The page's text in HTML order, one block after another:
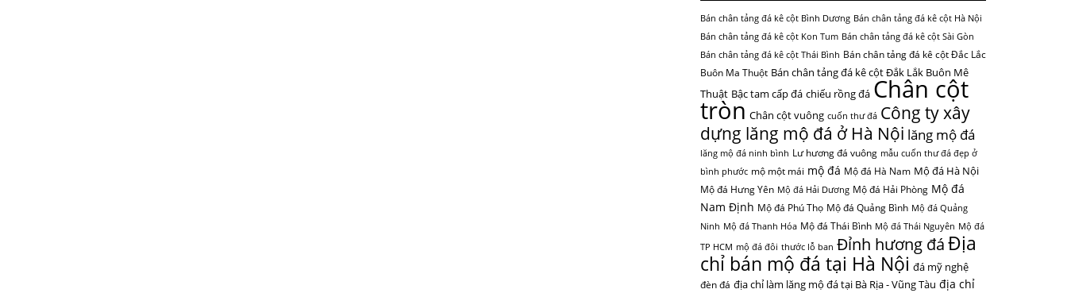
Bán chân tảng đá kê cột Bình Dương Bán chân tảng đá kê cột Hà Nội
Bán chân tảng đá kê cột Kon Tum Bán chân tảng đá kê cột Sài Gòn
Bán chân tảng đá kê cột Thái Bình Bán chân tảng đá kê cột Đắc Lắc
Buôn Ma Thuột Bán chân tảng đá kê cột Đắk Lắk Buôn Mê
Thuật Bậc tam cấp đá chiếu rồng đá Chân cột
tròn Chân cột vuông cuốn thư đá Công ty xây
dựng lăng mộ đá ở Hà Nội lăng mộ đá
lăng mộ đá ninh bình Lư hương đá vuông mẫu cuốn thư đá đẹp ở
bình phước mộ một mái mộ đá Mộ đá Hà Nam Mộ đá Hà Nội
Mộ đá Hưng Yên Mộ đá Hải Dương Mộ đá Hải Phòng Mộ đá
Nam Định Mộ đá Phú Thọ Mộ đá Quảng Bình Mộ đá Quảng
Ninh Mộ đá Thanh Hóa Mộ đá Thái Bình Mộ đá Thái Nguyên Mộ đá
TP HCM mộ đá đôi thước lỗ ban Đỉnh hương đáĐịa
chỉ bán mộ đá tại Hà Nội đá mỹ nghệ
đèn đá địa chỉ làm lăng mộ đá tại Bà Rịa - Vũng Tàu địa chỉ